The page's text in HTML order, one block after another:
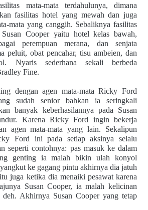
mata-mata terdahulunya, dimana
fasilitas hotel yang mewah dan juga
mata yang canggih. Sebaliknya fasilitas
Cooper yaitu hotel kelas bawah,
perempuan merana, dan senjata
peluit, obat pencahar, tisu ambeien, dan
Nyaris sederhana sekali berbeda
Fine.
dengan agen mata-mata Ricky Ford
sudah senior bahkan ia seringkali
banyak keberhasilannya pada Susan
Karena Ricky Ford ingin bekerja
agen mata-mata yang lain. Sekalipun
Ford ini pada setiap aksinya selalu
seperti contohnya: pas masuk ke dalam
genting ia malah bikin ulah konyol
ke gagang pintu akhirnya dia jatuh
juga ketika dia menaiki pesawat karena
Susan Cooper, ia malah kelicinan
Akhirnya Susan Cooper yang tetap